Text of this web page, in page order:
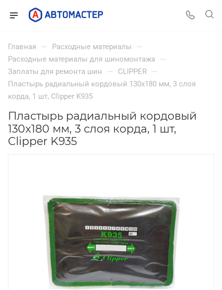
Главная — Расходные материалы —
Расходные материалы для шиномонтажа —
Заплаты для ремонта шин — CLIPPER —
Пластырь радиальный кордовый 130x180 мм, 3 слоя
корда, 1 шт, Clipper K935
Пластырь радиальный кордовый
130x180 мм, 3 слоя корда, 1 шт,
Clipper K935